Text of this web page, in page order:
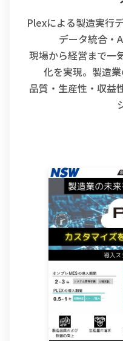
Plexによる製造実行
データ統合・
現場から経営まで一
化を実現。製造業
品質・生産性・収益